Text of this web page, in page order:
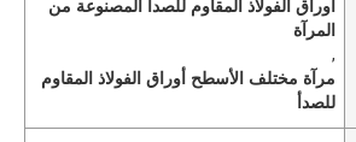
أوراق الفولاذ المقاوم للصدأ المصنوعة من
المرآة
,
مرآة مختلف الأسطح أوراق الفولاذ المقاوم
للصدأ